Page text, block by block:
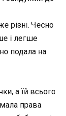
різні. Чесно
і легше
подала на
а їй всього
права